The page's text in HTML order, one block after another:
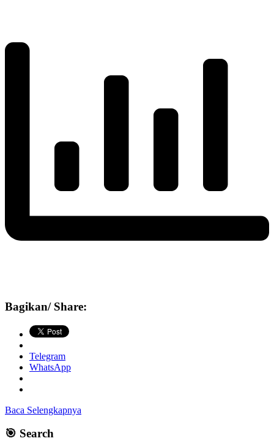
Bagikan/ Share:
Telegram
WhatsApp
Baca Selengkapnya
🎯 Search